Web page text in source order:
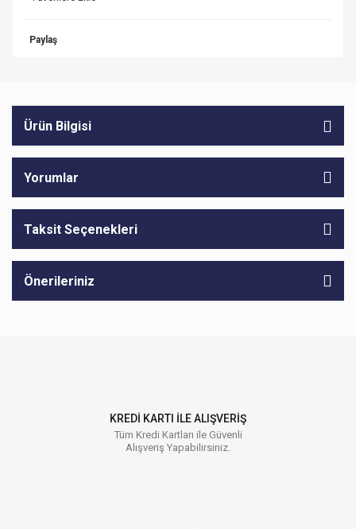
Paylaş
Ürün Bilgisi
Yorumlar
Taksit Seçenekleri
Önerileriniz
KREDİ KARTI İLE ALIŞVERİŞ
Tüm Kredi Kartları ile Güvenli
Alışveriş Yapabilirsiniz.